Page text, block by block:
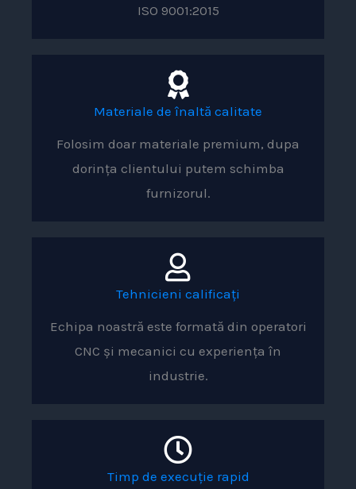
ISO 9001:2015
Materiale de înaltă calitate
Folosim doar materiale premium, dupa
dorința clientului putem schimba
furnizorul.
Tehnicieni calificați
Echipa noastră este formată din operatori
CNC și mecanici cu experiența în
industrie.
Timp de execuție rapid